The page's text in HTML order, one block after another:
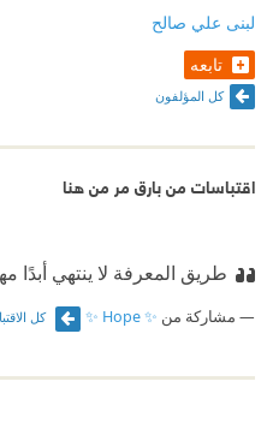
لبنى علي صالح
تابعه
كل المؤلفون
اقتباسات من بارق مر من هنا
طريق المعرفة لا ينتهي أبدًا
مشاركة من ✨ Hope ✨ كل